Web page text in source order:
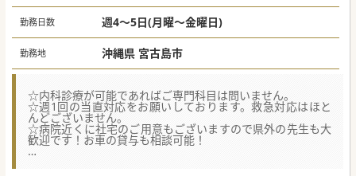
勤務日数 週4～5日(月曜～金曜日)
勤務地 沖縄県 宮古島市
☆内科診療が可能であればご専門科目は問いません。
☆週1回の当直対応をお願いしております。救急対応はほと
んどございません。
☆病院近くに社宅のご用意もございますので県外の先生も大
歓迎です！お車の貸与も相談可能！